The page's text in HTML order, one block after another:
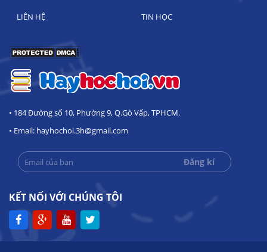
LIÊN HỆ TIN HỌC
• 184 Đường số 10, Phường 9, Q.Gò Vấp, TPHCM.
• Email: hayhochoi.3h@gmail.com
KẾT NỐI VỚI CHÚNG TÔI